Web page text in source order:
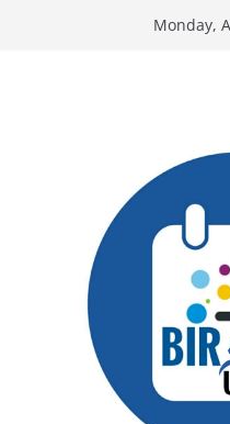
Monday,